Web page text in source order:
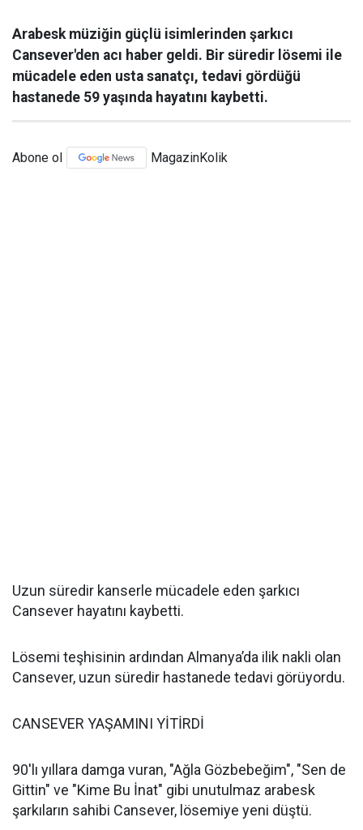
Arabesk müziğin güçlü isimlerinden şarkıcı
Cansever'den acı haber geldi. Bir süredir lösemi ile
mücadele eden usta sanatçı, tedavi gördüğü
hastanede 59 yaşında hayatını kaybetti.
Abone ol MagazinKolik
Uzun süredir kanserle mücadele eden şarkıcı
Cansever hayatını kaybetti.
Lösemi teşhisinin ardından Almanya’da ilik nakli olan
Cansever, uzun süredir hastanede tedavi görüyordu.
CANSEVER YAŞAMINI YİTİRDİ
90'lı yıllara damga vuran, "Ağla Gözbebeğim", "Sen de
Gittin" ve "Kime Bu İnat" gibi unutulmaz arabesk
şarkıların sahibi Cansever, lösemiye yeni düştü.